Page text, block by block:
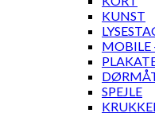
KUNST
MOBILE
SPEJLE